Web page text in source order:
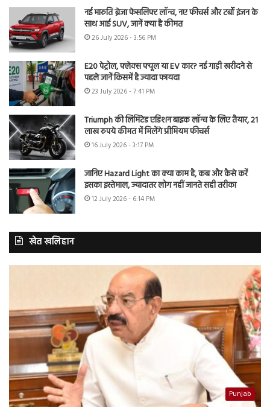
नई मारुति ब्रेजा फेसलिफ्ट लॉन्च, नए फीचर्स और टर्बो इंजन के
साथ आई SUV, जानें क्या है कीमत
26 July 2026 - 3:56 PM
E20 पेट्रोल, फ्लेक्स फ्यूल या EV कार? नई गाड़ी खरीदने से
पहले जानें किसमें है ज्यादा फायदा
23 July 2026 - 7:41 PM
Triumph की लिमिटेड एडिशन बाइक लॉन्च के लिए तैयार, 21
लाख रुपये कीमत में मिलेंगे प्रीमियम फीचर्स
16 July 2026 - 3:17 PM
जानिए Hazard Light का क्या काम है, कब और कैसे करें
इसका इस्तेमाल, ज्यादातर लोग नहीं जानते सही तरीका
12 July 2026 - 6:14 PM
खेत खलिहान
Punjab